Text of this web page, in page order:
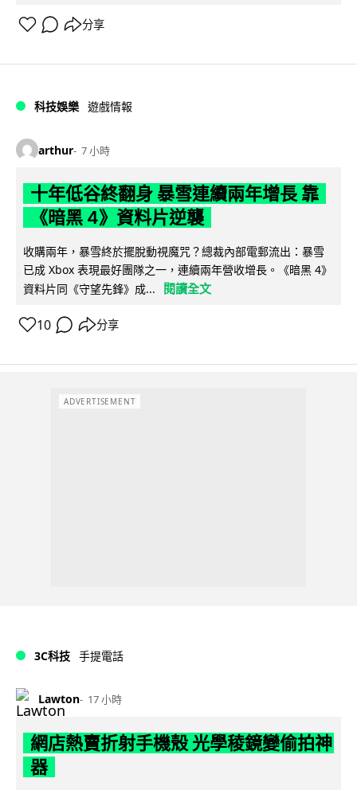
分享
科技娛樂 遊戲情報
arthur 7 小時
十年低谷終翻身 暴雪連續兩年增長 靠
《暗黑 4》資料片逆襲
收購兩年，暴雪終於擺脫動視魔咒？總裁內部電郵流出：暴雪
已成 Xbox 表現最好團隊之一，連續兩年營收增長。《暗黑 4》
資料片同《守望先鋒》成...
閱讀全文
10 分享
ADVERTISEMENT
3C科技 手提電話
Lawton 17 小時
網店熱賣折射手機殼 光學稜鏡變偷拍神
器